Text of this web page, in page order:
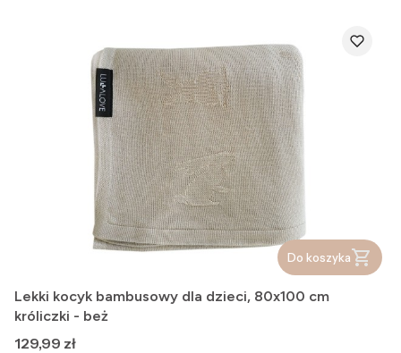
Do koszyka
Lekki kocyk bambusowy dla dzieci, 80x100 cm
króliczki - beż
Cena
129,99 zł